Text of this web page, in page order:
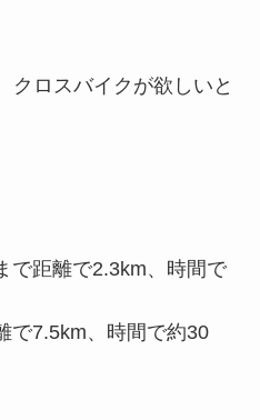
クロスバイクが欲しいと
で距離で2.3km、時間で
で7.5km、時間で約30